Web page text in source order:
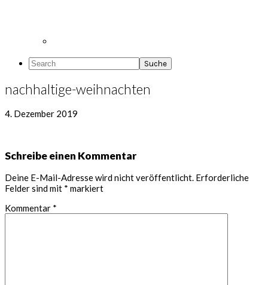
Search
nachhaltige-weihnachten
4. Dezember 2019
Leser-
Interaktionen
Schreibe einen Kommentar
Deine E-Mail-Adresse wird nicht veröffentlicht. Erforderliche
Felder sind mit * markiert
Kommentar *